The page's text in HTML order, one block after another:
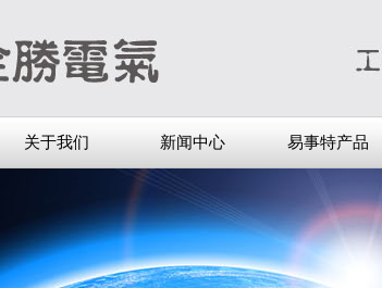
关于我们 新闻中心 易事特产品